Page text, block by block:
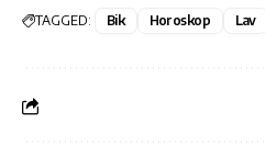
TAGGED: Bik Horoskop Lav